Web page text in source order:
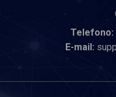
Telefono:
E-mail: